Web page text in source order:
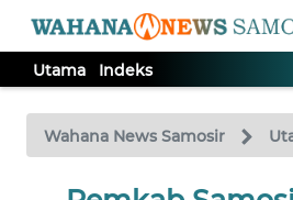
Utama Indeks
Wahana News Samosir
TV
Tutup
UTAMA